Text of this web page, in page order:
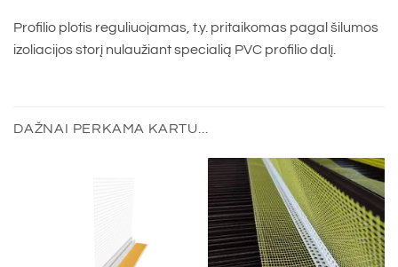
Profilio plotis reguliuojamas, t.y. pritaikomas pagal šilumos
izoliacijos storį nulaužiant specialią PVC profilio dalį.
DAŽNAI PERKAMA KARTU...